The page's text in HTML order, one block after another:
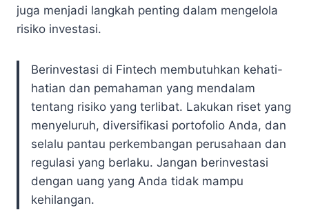
juga menjadi langkah penting dalam mengelola
risiko investasi.
Berinvestasi di Fintech membutuhkan kehati-
hatian dan pemahaman yang mendalam
tentang risiko yang terlibat. Lakukan riset yang
menyeluruh, diversifikasi portofolio Anda, dan
selalu pantau perkembangan perusahaan dan
regulasi yang berlaku. Jangan berinvestasi
dengan uang yang Anda tidak mampu
kehilangan.